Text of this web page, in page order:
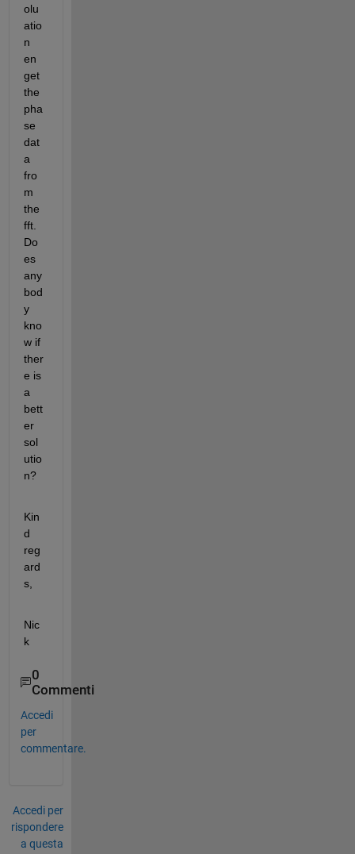
olu
atio
n
en
get
the
pha
se
dat
a
fro
m
the
fft.
Do
es
any
bod
y
kno
w if
ther
e is
a
bett
er
sol
utio
n?
Kin
d
reg
ard
s,
Nic
k
0
Commenti
Accedi
per
commentare.
Accedi per
rispondere
a questa